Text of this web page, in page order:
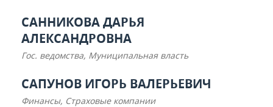
САННИКОВА ДАРЬЯ
АЛЕКСАНДРОВНА
Гос. ведомства, Муниципальная власть
САПУНОВ ИГОРЬ ВАЛЕРЬЕВИЧ
Финансы, Страховые компании